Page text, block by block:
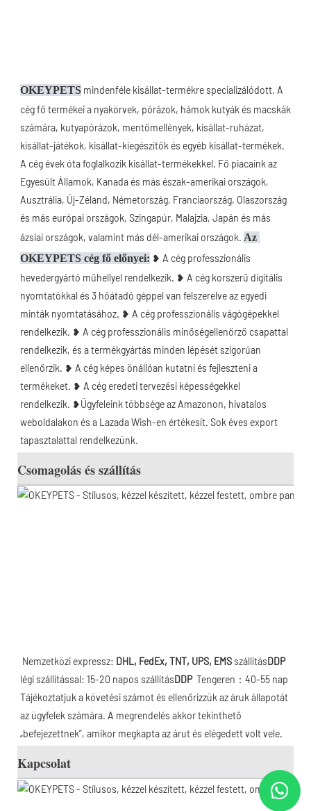
OKEYPETS mindenféle kisállat-termékre specializálódott. A
cég fő termékei a nyakörvek, pórázok, hámok kutyák és macskák
számára, kutyapórázok, mentőmellények, kisállat-ruházat,
kisállat-játékok, kisállat-kiegészítők és egyéb kisállat-termékek.
A cég évek óta foglalkozik kisállat-termékekkel. Fő piacaink az
Egyesült Államok, Kanada és más észak-amerikai országok,
Ausztrália, Új-Zéland, Németország, Franciaország, Olaszország
és más európai országok, Szingapúr, Malajzia, Japán és más
ázsiai országok, valamint más dél-amerikai országok. Az
OKEYPETS cég fő előnyei: ❥ A cég professzionális
hevedergyártó műhellyel rendelkezik. ❥ A cég korszerű digitális
nyomtatókkal és 3 hőátadó géppel van felszerelve az egyedi
minták nyomtatásához. ❥ A cég professzionális vágógépekkel
rendelkezik. ❥ A cég professzionális minőségellenőrző csapattal
rendelkezik, és a termékgyártás minden lépését szigorúan
ellenőrzik. ❥ A cég képes önállóan kutatni és fejleszteni a
termékeket. ❥ A cég eredeti tervezési képességekkel
rendelkezik. ❥Ügyfeleink többsége az Amazonon, hivatalos
weboldalakon és a Lazada Wish-en értékesít. Sok éves export
tapasztalattal rendelkezünk.
Csomagolás és szállítás
Nemzetközi expressz: DHL, FedEx, TNT, UPS, EMS szállítás
DDP
légi szállítással: 15-20 napos szállításDDP Tengeren：40-55 nap
Tájékoztatjuk a követési számot és ellenőrizzük az áruk állapotát
az ügyfelek számára. A megrendelés akkor tekinthető
„befejezettnek”, amikor megkapta az árut és elégedett volt vele.
Kapcsolat